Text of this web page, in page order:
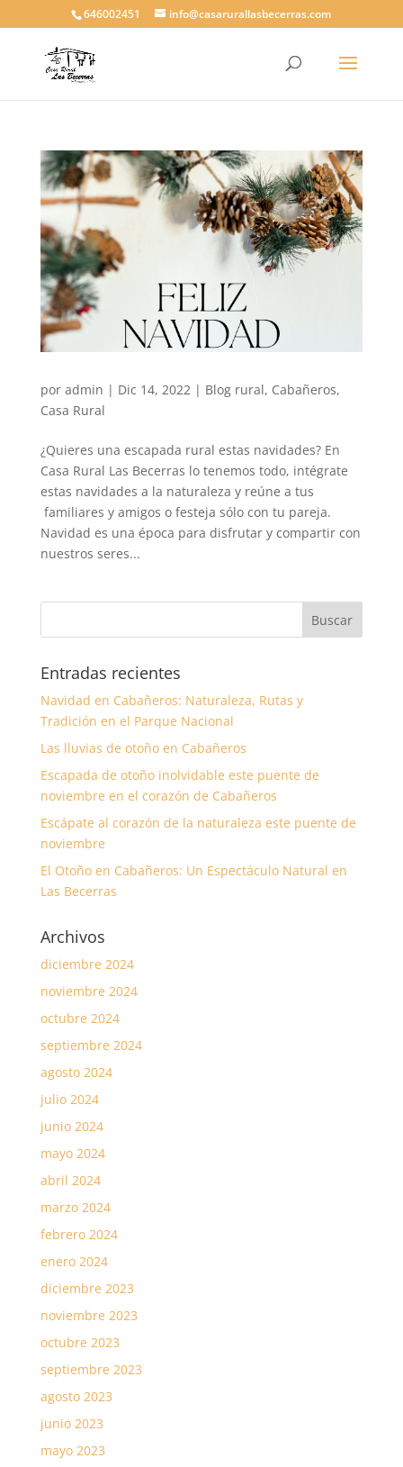
646002451 info@casarurallasbecerras.com
por admin | Dic 14, 2022| Blog rural, Cabañeros,
Casa Rural
¿Quieres una escapada rural estas navidades? En
Casa Rural Las Becerras lo tenemos todo, intégrate
estas navidades a la naturaleza y reúne a tus
familiares y amigos o festeja sólo con tu pareja.
Navidad es una época para disfrutar y compartir con
nuestros seres...
Entradas recientes
Navidad en Cabañeros: Naturaleza, Rutas y
Tradición en el Parque Nacional
Las lluvias de otoño en Cabañeros
Escapada de otoño inolvidable este puente de
noviembre en el corazón de Cabañeros
Escápate al corazón de la naturaleza este puente de
noviembre
El Otoño en Cabañeros: Un Espectáculo Natural en
Las Becerras
Archivos
diciembre 2024
noviembre 2024
octubre 2024
septiembre 2024
agosto 2024
julio 2024
junio 2024
mayo 2024
abril 2024
marzo 2024
febrero 2024
enero 2024
diciembre 2023
noviembre 2023
octubre 2023
septiembre 2023
agosto 2023
junio 2023
mayo 2023